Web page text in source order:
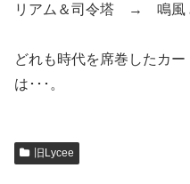
リアム＆司令塔 → 鳴風
どれも時代を席巻したカ
は･･･。
旧Lycee